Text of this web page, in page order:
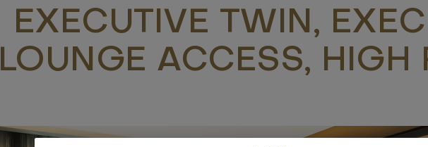
EXECUTIVE TWIN,
LOUNGE ACCESS, HIGH